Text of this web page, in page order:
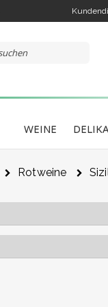
WEINE
Rotweine
Der